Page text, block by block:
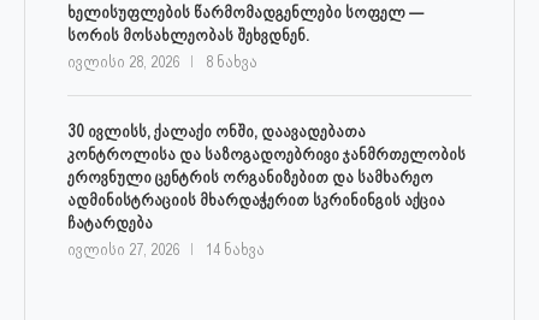
ხელისუფლების წარმომადგენლები სოფელ —
სორის მოსახლეობას შეხვდნენ.
ივლისი 28, 2026 8 ნახვა
30 ივლისს, ქალაქი ონში, დაავადებათა
კონტროლისა და საზოგადოებრივი ჯანმრთელობის
ეროვნული ცენტრის ორგანიზებით და სამხარეო
ადმინისტრაციის მხარდაჭერით სკრინინგის აქცია
ჩატარდება
ივლისი 27, 2026 14 ნახვა